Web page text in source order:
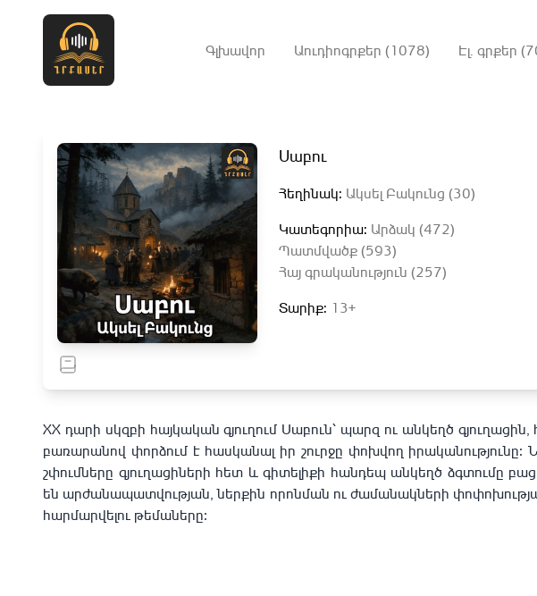
Գլխավոր Աուդիոգրքեր (1078) Էլ. գրքեր
Սաբու
Հեղինակ: Ակսել Բակունց (30)
Կատեգորիա: Արձակ (472)
Պատմվածք (593)
Հայ գրականություն (257)
Տարիք: 13+
XX դարի սկզբի հայկական գյուղում Սաբուն՝ պարզ ու անկեղծ գյուղացին,
բառարանով փորձում է հասկանալ իր շուրջը փոխվող իրականությունը։
շփումները գյուղացիների հետ և գիտելիքի հանդեպ անկեղծ ձգտումը
են արժանապատվության, ներքին որոնման ու ժամանակների
հարմարվելու թեմաները։